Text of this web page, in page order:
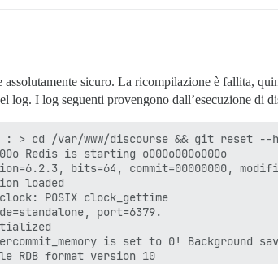
pups-1.2.1/lib/pups/config.rb:191:in
sicuro. La ricompilazione è fallita,
log. I log seguenti provengono dall’esecuzione di
: > cd /var/www/discourse && git reset --
Redis is starting oO0OoO0OoO0Oo
bits=64, commit=00000000,
loaded
POSIX clock_gettime
port=6379.
overcommit_memory is set to 0!
RDB format version 10